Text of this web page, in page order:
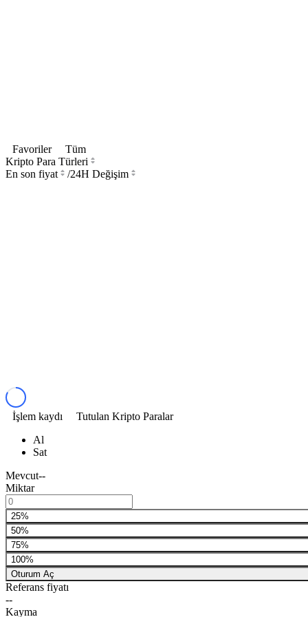
Favoriler
Tüm
Kripto Para Türleri
En son fiyat
/24H Değişim
İşlem kaydı
Tutulan Kripto Paralar
Al
Sat
Mevcut--
Miktar
25%
50%
75%
100%
Oturum Aç
Referans fiyatı
--
Kayma